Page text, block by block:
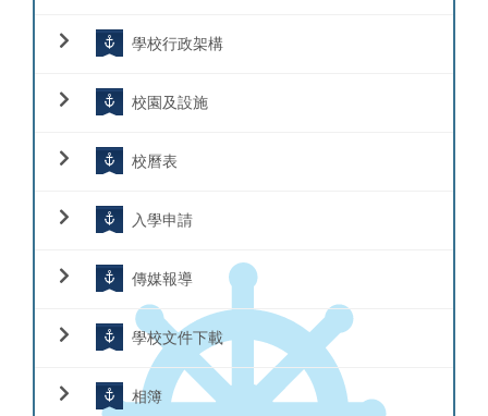
學校行政架構
校園及設施
校曆表
入學申請
傳媒報導
學校文件下載
相簿